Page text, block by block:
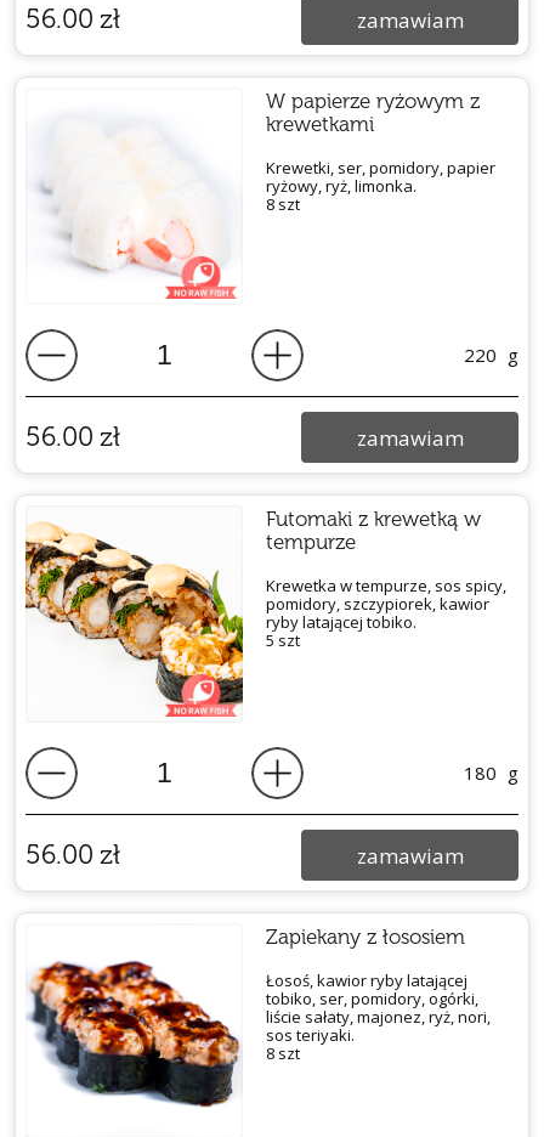
56.00 zł zamawiam
W papierze ryżowym z
krewetkami
Krewetki, ser, pomidory, papier
ryżowy, ryż, limonka.
8 szt
220 g
56.00 zł zamawiam
Futomaki z krewetką w
tempurze
Krewetka w tempurze, sos spicy,
pomidory, szczypiorek, kawior
ryby latającej tobiko.
5 szt
180 g
56.00 zł zamawiam
Zapiekany z łososiem
Łosoś, kawior ryby latającej
tobiko, ser, pomidory, ogórki,
liście sałaty, majonez, ryż, nori,
sos teriyaki.
8 szt